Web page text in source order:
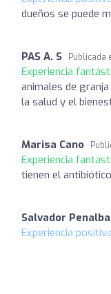
dueños se puede
PAS A. S Publicada
Experiencia
animales de
la salud y el
Marisa Cano
Experiencia
tienen el
Salvador
Experiencia